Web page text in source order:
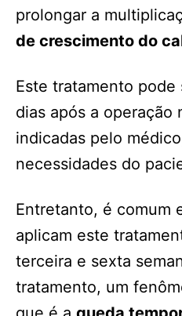
prolongar a
de crescimento do
Este tratamento
dias após a operação
indicadas pelo
necessidades do
Entretanto, é comum
aplicam este
terceira e sexta
tratamento, um